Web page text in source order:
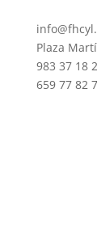
Plaza
983 37 18
659 77 82